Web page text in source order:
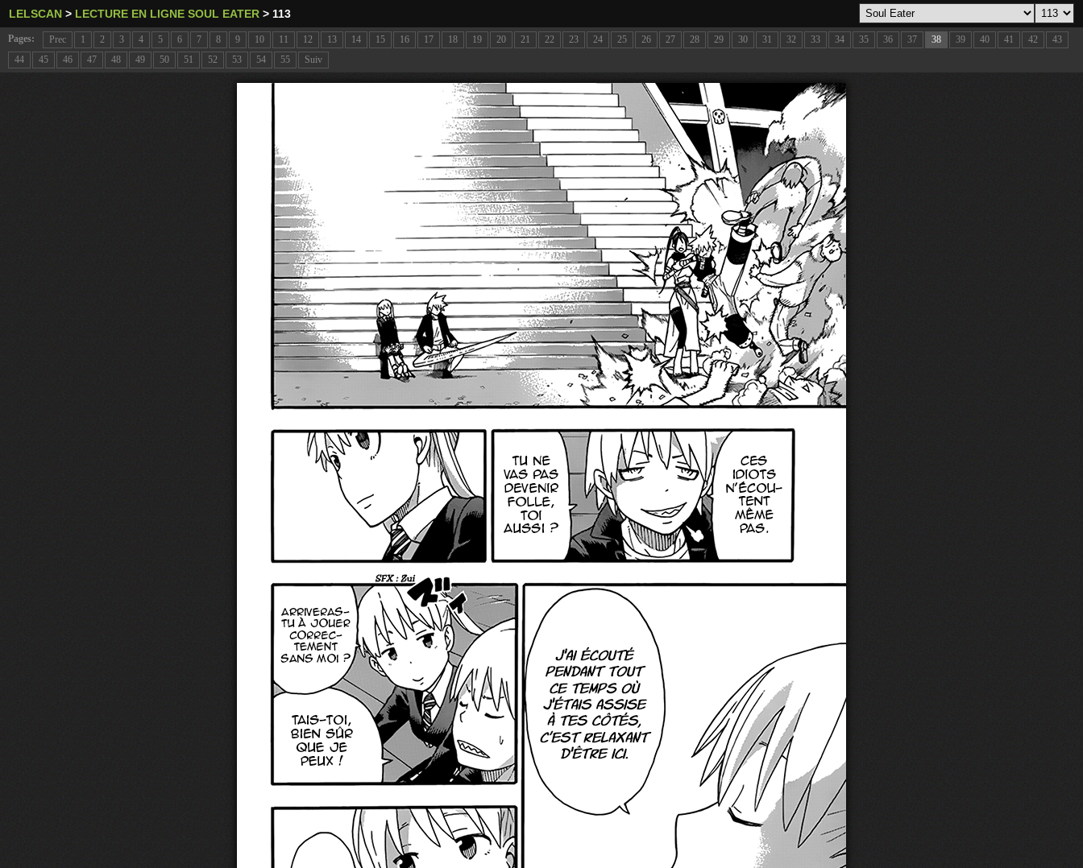
LELSCAN > LECTURE EN LIGNE SOUL EATER > 113
Pages: Prec 1 2 3 4 5 6 7 8 9 10 11 12 13 14 15 16 17 18 19 20 21 22 23 24 25 26 27 28 29 30 31 32 33 34 35 36 37 38 39 40 41 42
43
44
45 46 47 48 49 50 51 52 53 54 55 Suiv